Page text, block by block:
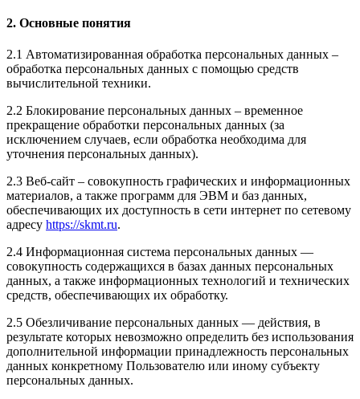
2. Основные понятия
2.1 Автоматизированная обработка персональных данных –
обработка персональных данных с помощью средств
вычислительной техники.
2.2 Блокирование персональных данных – временное
прекращение обработки персональных данных (за
исключением случаев, если обработка необходима для
уточнения персональных данных).
2.3 Веб-сайт – совокупность графических и информационных
материалов, а также программ для ЭВМ и баз данных,
обеспечивающих их доступность в сети интернет по сетевому
адресу https://skmt.ru.
2.4 Информационная система персональных данных —
совокупность содержащихся в базах данных персональных
данных, а также информационных технологий и технических
средств, обеспечивающих их обработку.
2.5 Обезличивание персональных данных — действия, в
результате которых невозможно определить без использования
дополнительной информации принадлежность персональных
данных конкретному Пользователю или иному субъекту
персональных данных.